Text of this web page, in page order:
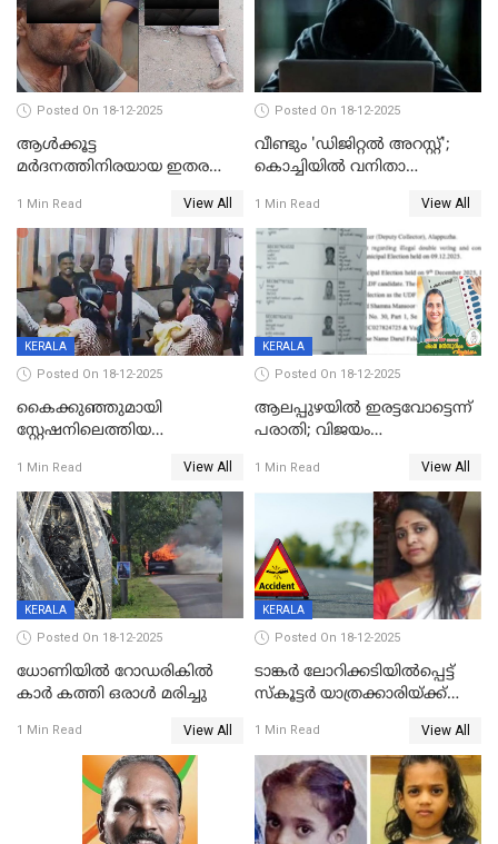
Posted On 18-12-2025
ആൾക്കൂട്ട
മർദനത്തിനിരയായ ഇതര
നടുക്കുന്ന സംഭവം
വാളയാറിൽ
1 Min Read View All
Posted On 18-12-2025
വീണ്ടും 'ഡിജിറ്റല്‍ അറസ്റ്റ്';
കൊച്ചിയില്‍ വനിതാ
കോടി രൂപ
1 Min Read View All
KERALA
Posted On 18-12-2025
കൈക്കുഞ്ഞുമായി
സ്റ്റേഷനിലെത്തിയ
കരണത്തടിച്ചു; CC ടിവി
ദൃശ്യങ്ങൾ പുറത്ത്
1 Min Read View All
KERALA
Posted On 18-12-2025
ആലപ്പുഴയിൽ ഇരട്ടവോട്ടെന്ന്
പരാതി; വിജയം
വാർഡിലെ എൽഡിഎഫ്
സ്ഥാനാർത്ഥി
1 Min Read View All
KERALA
Posted On 18-12-2025
ധോണിയിൽ റോഡരികിൽ
കാർ കത്തി ഒരാൾ മരിച്ചു
1 Min Read View All
KERALA
Posted On 18-12-2025
ടാങ്കർ ലോറിക്കടിയിൽപ്പെട്ട്
സ്കൂട്ടർ യാത്രക്കാരിയ്ക്ക്
കണ്ടോത്ത് ദേശീയ പാതയിൽ
1 Min Read View All